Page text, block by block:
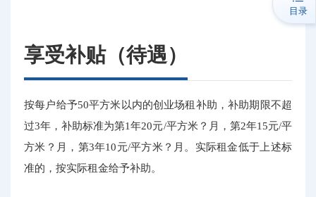
享受补贴（待遇）
按每户给予50平方米以内的创业场租补助，补助期限不超
过3年，补助标准为第1年20元/平方米？月，第2年15元/平
方米？月，第3年10元/平方米？月。实际租金低于上述标
准的，按实际租金给予补助。
目录